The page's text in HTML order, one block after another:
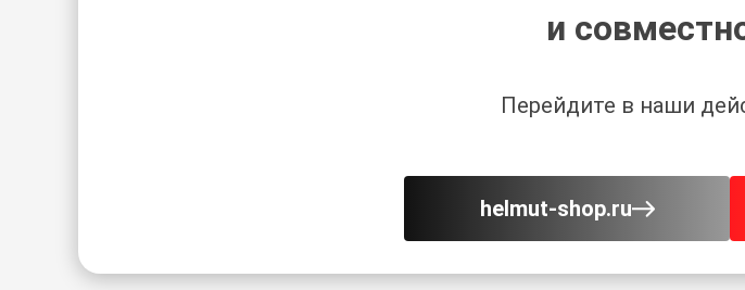
и
Перейдите в наши
helmut-shop.ru